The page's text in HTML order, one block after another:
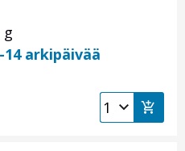
g
arkipäivää